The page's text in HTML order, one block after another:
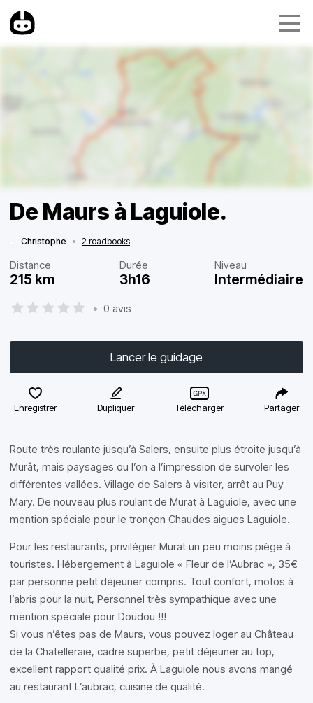
De Maurs à Laguiole.
Christophe • 2 roadbooks
Distance
215 km
Durée
3h16
Niveau
Intermédiaire
• 0 avis
Lancer le guidage
Enregistrer Dupliquer Télécharger Partager
Route très roulante jusqu’à Salers, ensuite plus étroite jusqu’à
Murât, mais paysages ou l’on a l’impression de survoler les
différentes vallées. Village de Salers à visiter, arrêt au Puy
Mary. De nouveau plus roulant de Murat à Laguiole, avec une
mention spéciale pour le tronçon Chaudes aigues Laguiole.
Pour les restaurants, privilégier Murat un peu moins piège à
touristes. Hébergement à Laguiole « Fleur de l’Aubrac », 35€
par personne petit déjeuner compris. Tout confort, motos à
l’abris pour la nuit, Personnel très sympathique avec une
mention spéciale pour Doudou !!!
Si vous n’êtes pas de Maurs, vous pouvez loger au Château
de la Chatelleraie, cadre superbe, petit déjeuner au top,
excellent rapport qualité prix. À Laguiole nous avons mangé
au restaurant L’aubrac, cuisine de qualité.